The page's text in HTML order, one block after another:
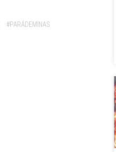
#PARÁDEMINAS